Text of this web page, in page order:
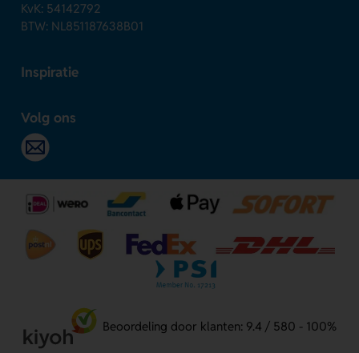
KvK: 54142792
BTW: NL851187638B01
Inspiratie
Volg ons
Beoordeling door klanten: 9.4 / 580 - 100%